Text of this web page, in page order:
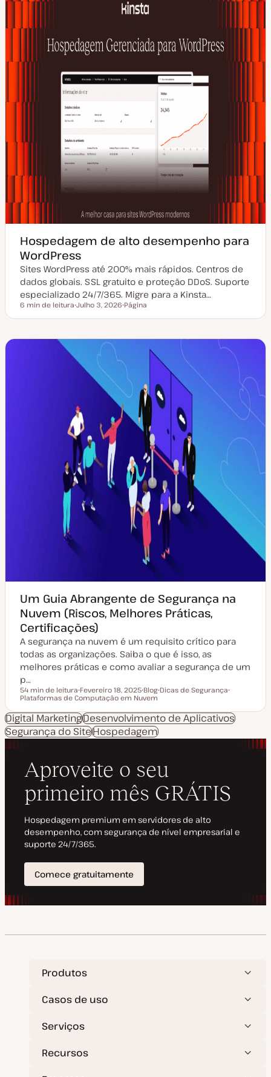
Hospedagem de alto desempenho para
WordPress
Sites WordPress até 200% mais rápidos. Centros de
dados globais. SSL gratuito e proteção DDoS. Suporte
especializado 24/7/365. Migre para a Kinsta…
Tempo de leitura
6 min de leitura
a
a
a
z
a
o
Julho 3, 2026
i
o
a
r
g
Página
Um Guia Abrangente de Segurança na
Nuvem (Riscos, Melhores Práticas,
Certificações)
A segurança na nuvem é um requisito crítico para
todas as organizações. Saiba o que é isso, as
melhores práticas e como avaliar a segurança de um
p…
Tempo de leitura
54 min de leitura
D
t
a
d
e
a
z
a
ã
o
Fevereiro 18, 2025
T
p
o
d
e
i
g
Blog
p
i
c
o
Dicas de Segurança
p
i
o
Plataformas de Computação em Nuvem
Digital MarketingDesenvolvimento de Aplicativos
Segurança do SiteHospedagem
Produtos
Casos de uso
Serviços
Recursos